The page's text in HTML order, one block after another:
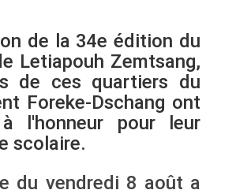
de la 34e édition du
Letiapouh Zemtsang,
de ces quartiers du
Foreke-Dschang ont
l'honneur pour leur
scolaire.
du vendredi 8 août a